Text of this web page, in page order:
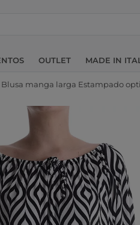
OUTLET MADE IN
Blusa manga larga Estampado